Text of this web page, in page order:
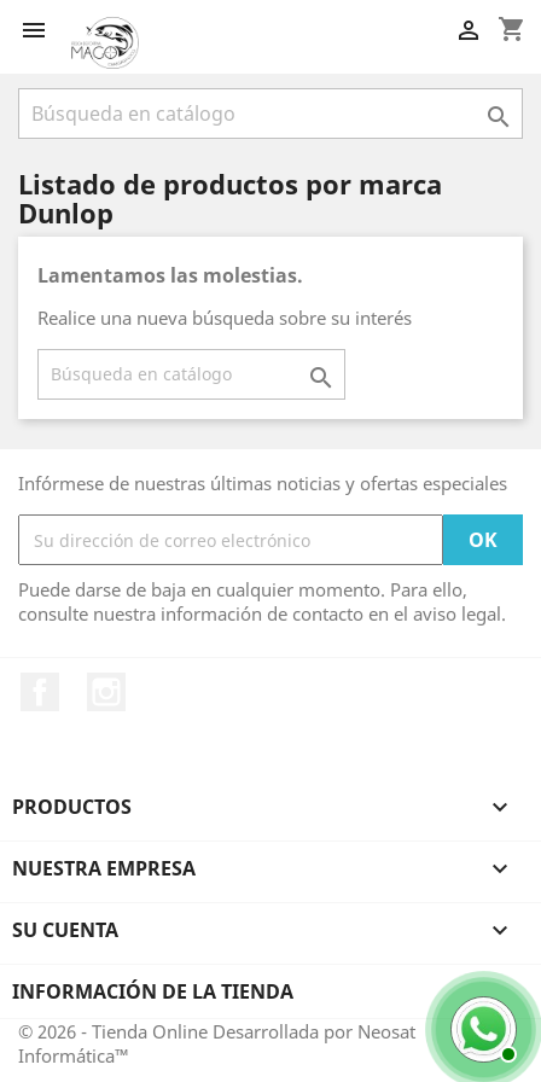
 shopping_cart


Listado de productos por marca
Dunlop
Lamentamos las molestias.
Realice una nueva búsqueda sobre su interés

Infórmese de nuestras últimas noticias y ofertas especiales
Puede darse de baja en cualquier momento. Para ello,
consulte nuestra información de contacto en el aviso legal.
PRODUCTOS 
NUESTRA EMPRESA 
SU CUENTA 
INFORMACIÓN DE LA TIENDA
© 2026 - Tienda Online Desarrollada por Neosat
Informática™